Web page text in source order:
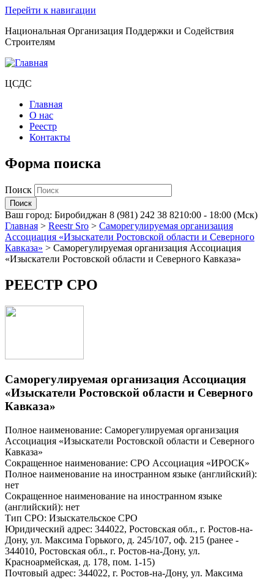
Перейти к навигации
Национальная Организация Поддержки и Содействия
Строителям
ЦСДС
Главная
О нас
Реестр
Контакты
Форма поиска
Поиск
Ваш город: Биробиджан 8 (981) 242 38 8210:00 - 18:00 (Мск)
Главная > Reestr Sro > Саморегулируемая организация
Ассоциация «Изыскатели Ростовской области и Северного
Кавказа» > Саморегулируемая организация Ассоциация
«Изыскатели Ростовской области и Северного Кавказа»
РЕЕСТР СРО
Саморегулируемая организация Ассоциация
«Изыскатели Ростовской области и Северного
Кавказа»
Полное наименование: Саморегулируемая организация
Ассоциация «Изыскатели Ростовской области и Северного
Кавказа»
Сокращенное наименование: СРО Ассоциация «ИРОСК»
Полное наименование на иностранном языке (английский):
нет
Сокращенное наименование на иностранном языке
(английский): нет
Тип СРО: Изыскательское СРО
Юридический адрес: 344022, Ростовская обл., г. Ростов-на-
Дону, ул. Максима Горького, д. 245/107, оф. 215 (ранее -
344010, Ростовская обл., г. Ростов-на-Дону, ул.
Красноармейская, д. 178, пом. 1-15)
Почтовый адрес: 344022, г. Ростов-на-Дону, ул. Максима